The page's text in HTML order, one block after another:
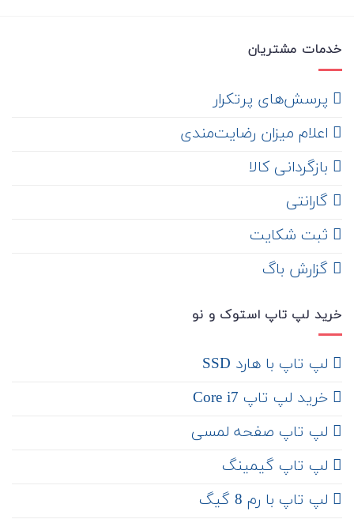
خدمات مشتریان
‌ پرسش‌های پرتکرار
اعلام میزان رضایت‌مندی
‌ بازگردانی کالا
گارانتی
ثبت شکایت
‌ گزارش باگ
خرید لپ تاپ استوک و نو
لپ تاپ با هارد SSD
خرید لپ تاپ Core i7
لپ تاپ صفحه لمسی
لپ تاپ گیمینگ
لپ تاپ با رم 8 گیگ